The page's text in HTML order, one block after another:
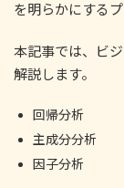
を明らかにするプ
本記事では、ビ
解説します。
回帰分析
主成分分析
因子分析